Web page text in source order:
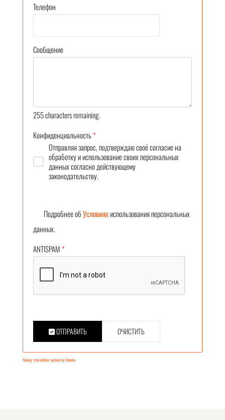
Телефон
Сообщение
255characters remaining.
Конфиденциальность*
Отправляя запрос, подтверждаю своё согласие на
обработку и использование своих персональных
данных согласно действующему
законодательству.
Подробнее обУсловияхиспользования персональных
данных.
ANTISPAM*
ОТПРАВИТЬ ОЧИСТИТЬ
FaLang translation system by Faboba